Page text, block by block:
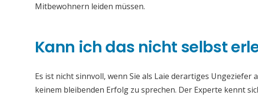
Mitbewohnern leiden müssen.
Kann ich das nicht selbst
Es ist nicht sinnvoll, wenn Sie als Laie derartiges Ungeziefer
keinem bleibenden Erfolg zu sprechen. Der Experte kennt